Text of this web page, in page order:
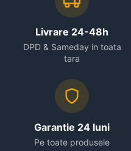
Livrare 24-48h
DPD & Sameday in toata
tara
Garantie 24 luni
Pe toate produsele